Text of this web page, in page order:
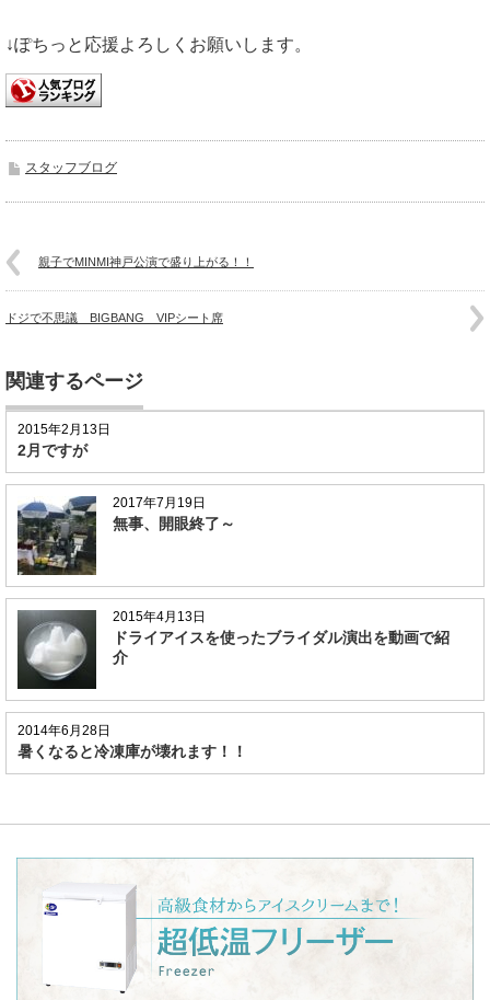
↓ぽちっと応援よろしくお願いします。
スタッフブログ
親子でMINMI神戸公演で盛り上がる！！
ドジで不思議 BIGBANG VIPシート席
関連するページ
2015年2月13日
2月ですが
2017年7月19日
無事、開眼終了～
2015年4月13日
ドライアイスを使ったブライダル演出を動画で紹
介
2014年6月28日
暑くなると冷凍庫が壊れます！！